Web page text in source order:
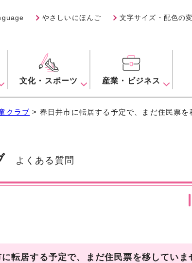
やさしいにほんご 文字サイズ・配色の
文化・スポーツ 産業・ビジネス
クラブ > 春日井市に転居する予定で、まだ住民票
よくある質問
転居する予定で、まだ住民票を移してい